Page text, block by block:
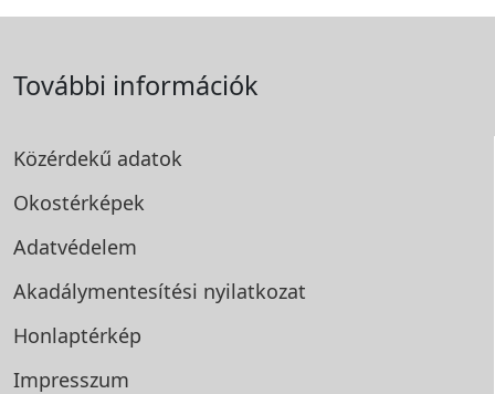
További információk
Közérdekű adatok
Okostérképek
Adatvédelem
Akadálymentesítési nyilatkozat
Honlaptérkép
Impresszum